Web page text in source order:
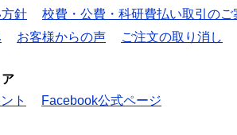
針
校費・公費・科研費払い取引のご
お客様からの声 ご注文の取り消し
ト
Facebook公式ページ